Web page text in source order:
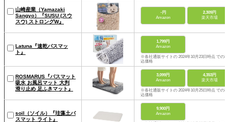
山崎産業（Yamazaki
Sangyo）『SUSU (スウ
スウ) ストロングW』
-円
Amazon
2,309円
楽天市場
Latuna『速乾バスマッ
ト』
1,799円
Amazon
※各社通販サイトの 2024年10月23日時点 での税
込価格
ROSMARUS『バスマット
吸水 お風呂マット 大判
滑り止め 足ふきマット』
3,099円
Amazon
4,353円
楽天市場
※各社通販サイトの 2024年10月25日時点 での税
込価格
soil（ソイル）『珪藻土バ
スマット ライト』
9,900円
Amazon